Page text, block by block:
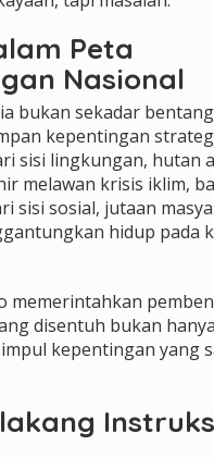
Peta
Nasional
bukan sekadar
kepentingan
sisi lingkungan, hutan
melawan krisis iklim,
sisi sosial, jutaan
hidup pada
memerintahkan
disentuh bukan
kepentingan yang